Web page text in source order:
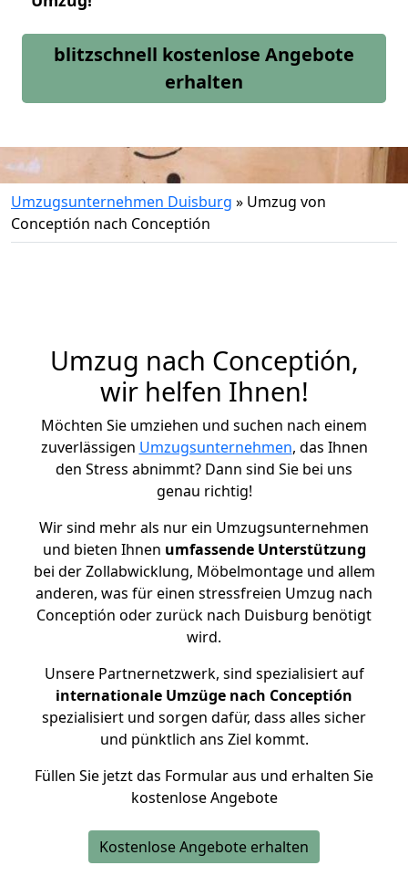
blitzschnell kostenlose Angebote
erhalten
Umzugsunternehmen Duisburg » Umzug von
Conceptión nach Conceptión
Umzug nach Conceptión,
wir helfen Ihnen!
Möchten Sie umziehen und suchen nach einem
zuverlässigen Umzugsunternehmen, das Ihnen
den Stress abnimmt? Dann sind Sie bei uns
genau richtig!
Wir sind mehr als nur ein Umzugsunternehmen
und bieten Ihnen umfassende Unterstützung
bei der Zollabwicklung, Möbelmontage und allem
anderen, was für einen stressfreien Umzug nach
Conceptión oder zurück nach Duisburg benötigt
wird.
Unsere Partnernetzwerk, sind spezialisiert auf
internationale Umzüge nach Conceptión
spezialisiert und sorgen dafür, dass alles sicher
und pünktlich ans Ziel kommt.
Füllen Sie jetzt das Formular aus und erhalten Sie
kostenlose Angebote
Kostenlose Angebote erhalten